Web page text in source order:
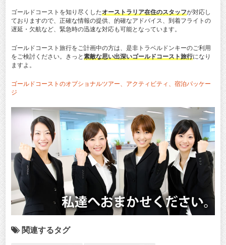
ゴールドコーストを知り尽くしたオーストラリア在住のスタッフが対応し
ておりますので、正確な情報の提供、的確なアドバイス、到着フライトの
遅延・欠航など、緊急時の迅速な対応も可能となっています。
ゴールドコースト旅行をご計画中の方は、是非トラベルドンキーのご利用
をご検討ください。きっと 素敵な思い出深いゴールドコースト旅行になり
ますよ。
ゴールドコーストのオプショナルツアー、アクティビティ、宿泊パッケー
ジ
関連するタグ